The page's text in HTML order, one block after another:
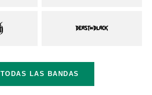
TODAS LAS BANDAS